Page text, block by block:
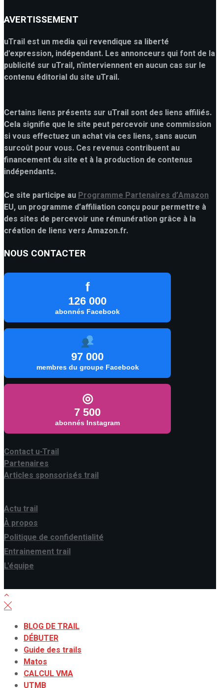
AVERTISSEMENT
uTrail est un media qui revendique sa liberté
d'expression, indépendant. Les annonceurs qui font de la
publicité sur uTrail, n'interviennent en aucun cas sur le
contenu éditorial du site uTrail.
Certains liens présents sur uTrail sont des liens affiliés.
Cela signifie que le site peut percevoir une commission
si vous effectuez un achat via ces liens, sans aucun
surcoût pour vous. Ces revenus contribuent au
financement du site et à la production de contenus
indépendants.
Ce site participe auProgramme Partenaires d’Amazon
EU, un programme d’affiliation conçu pour permettre à
des sites de percevoir une rémunération grâce à la
création de liens vers Amazon.fr.
NOUS CONTACTER
f
126 000
abonnés Facebook
97 000
membres du groupe Facebook
◎
7 500
abonnés Instagram
Contact u-Trail
Partenaires
Articles sponsorisés trail
Actu trail
À propos
Politique de confidentialité
Entrainement trail
L'équipe
BLOG DE TRAIL
DÉBUTER
Guide des trails
Matos
CALCUL VMA
UTMB